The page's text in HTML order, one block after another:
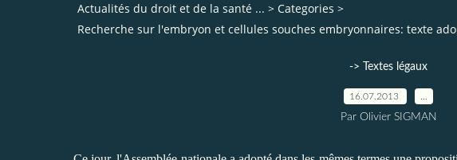
Actualités du droit et de la santé ... > Categories >
Recherche sur l'embryon et cellules souches embryonnaires: texte
-> Textes légaux
16.07.2013
Par Olivier SIGMAN